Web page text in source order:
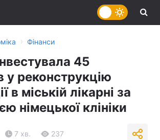
› Фінанси
45
у реконструкцію
в міській лікарні за
німецької клініки
7 хв. 237